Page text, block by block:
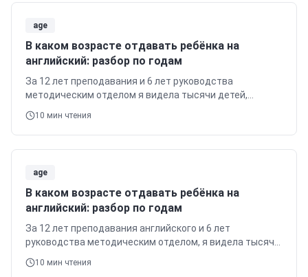
age
В каком возрасте отдавать ребёнка на
английский: разбор по годам
За 12 лет преподавания и 6 лет руководства
методическим отделом я видела тысячи детей,
начинающих свой путь в английском.
10 мин чтения
age
В каком возрасте отдавать ребёнка на
английский: разбор по годам
За 12 лет преподавания английского и 6 лет
руководства методическим отделом, я видела тысячи
учеников и понимаю, как важно выбрать правильный
момент для начала обучения.
10 мин чтения